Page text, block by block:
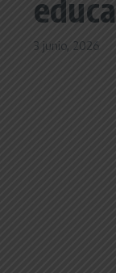
3 junio, 2026